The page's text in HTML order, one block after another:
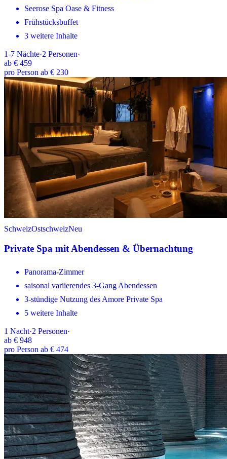
Seerose Spa Oase & Fitness
Frühstücksbuffet
3 weitere Inhalte
1-7 Nächte·2 Personen·
ab € 459
pro Person ab € 230
SchweizOstschweizNeu
Private Spa mit Abendessen & Übernachtung
Panorama-Zimmer
saisonal variierendes 3-Gang Abendessen
3-stündige Nutzung des Amore Private Spa
5 weitere Inhalte
1 Nacht·2 Personen·
ab € 948
pro Person ab € 474